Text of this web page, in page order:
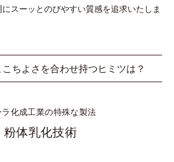
にスーッとのびやすい質感を追求いたしま
ちよさを合わせ持つヒミツは？
化成工業の特殊な製法
粉体乳化技術